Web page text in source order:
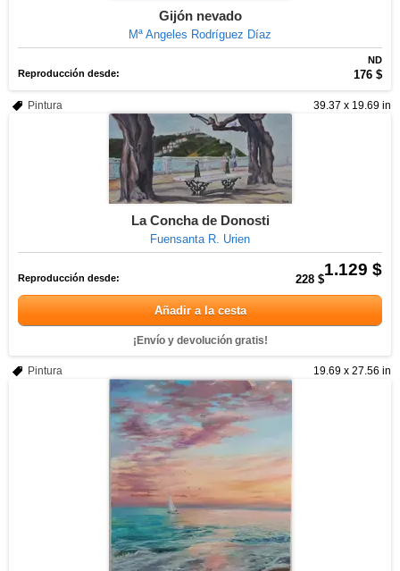
Gijón nevado
Mª Angeles Rodríguez Díaz
ND
Reproducción desde:
176 $
39.37 x 19.69 in
Pintura
La Concha de Donosti
Fuensanta R. Urien
1.129 $
Reproducción desde: 228 $
Añadir a la cesta
¡Envío y devolución gratis!
19.69 x 27.56 in
Pintura